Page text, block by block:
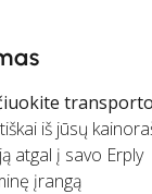
iš jūsų
atgal į savo Erply
įrangą